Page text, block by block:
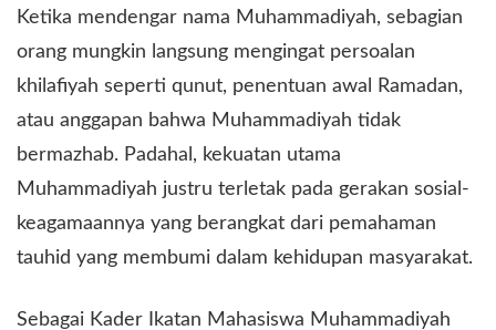
Ketika mendengar nama Muhammadiyah, sebagian
orang mungkin langsung mengingat persoalan
khilafiyah seperti qunut, penentuan awal Ramadan,
atau anggapan bahwa Muhammadiyah tidak
bermazhab. Padahal, kekuatan utama
Muhammadiyah justru terletak pada gerakan sosial-
keagamaannya yang berangkat dari pemahaman
tauhid yang membumi dalam kehidupan masyarakat.
​Sebagai Kader Ikatan Mahasiswa Muhammadiyah